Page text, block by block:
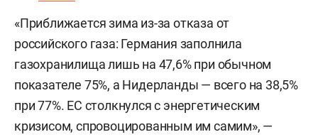
«Приближается зима из-за отказа от
российского газа: Германия заполнила
газохранилища лишь на 47,6% при обычном
показателе 75%, а Нидерланды — всего на 38,5%
при 77%. ЕС столкнулся с энергетическим
кризисом, спровоцированным им самим», —